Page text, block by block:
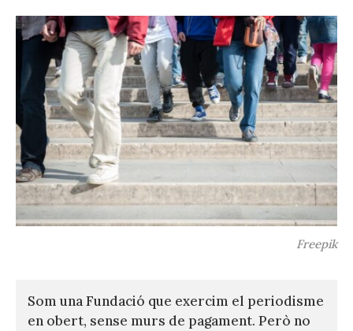
Freepik
Som una Fundació que exercim el periodisme
en obert, sense murs de pagament. Però no